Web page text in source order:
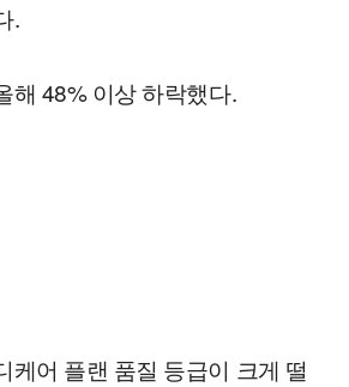
.
해 48% 이상 하락했다.
케어 플랜 품질 등급이 크게 떨